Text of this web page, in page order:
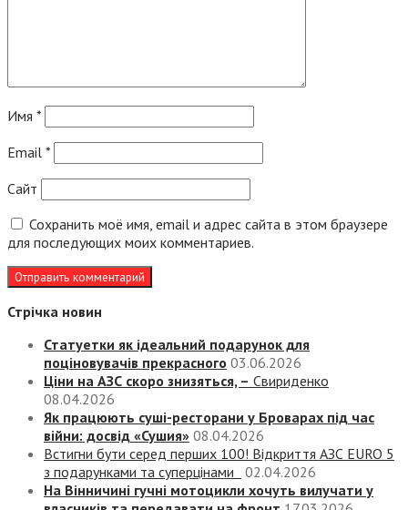
Имя *
Email *
Сайт
Сохранить моё имя, email и адрес сайта в этом браузере
для последующих моих комментариев.
Стрічка новин
Статуетки як ідеальний подарунок для
поціновувачів прекрасного 03.06.2026
Ціни на АЗС скоро знизяться, – Свириденко
08.04.2026
Як працюють суші-ресторани у Броварах під час
війни: досвід «Сушия» 08.04.2026
Встигни бути серед перших 100! Відкриття АЗС EURO 5
з подарунками та суперцінами
02.04.2026
На Вінничині гучні мотоцикли хочуть вилучати у